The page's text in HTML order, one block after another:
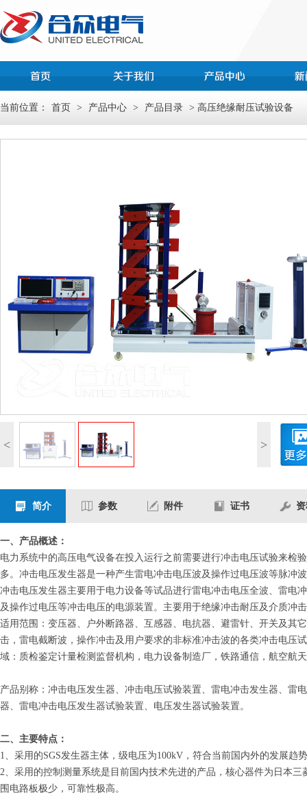
当前位置： 首页 > 产品中心 > 产品目录 > 高压绝缘耐压试验设备
< >
简介 参数 附件 证书
一、产品概述：
电力系统中的高压电气设备在投入运行之前需要进行冲击电压试验来检
多。冲击电压发生器是一种产生雷电冲击电压波及操作过电压波等脉冲
冲击电压发生器主要用于电力设备等试品进行雷电冲击电压全波、雷电
及操作过电压等冲击电压的电源装置。主要用于绝缘冲击耐压及介质冲
适用范围：变压器、户外断路器、互感器、电抗器、避雷针、开关及其
击，雷电截断波，操作冲击及用户要求的非标准冲击波的各类冲击电压
域：质检鉴定计量检测监督机构，电力设备制造厂，铁路通信，航空航
产品别称：冲击电压发生器、冲击电压试验装置、雷电冲击发生器、雷
器、雷电冲击电压发生器试验装置、电压发生器试验装置。
二、主要特点：
1、采用的SGS发生器主体，级电压为100kV，符合当前国内外的发展
2、采用的控制测量系统是目前国内技术先进的产品，核心器件为日本
围电路板极少，可靠性极高。